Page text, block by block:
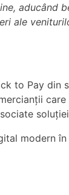
aducând
ale
to Pay din
modern